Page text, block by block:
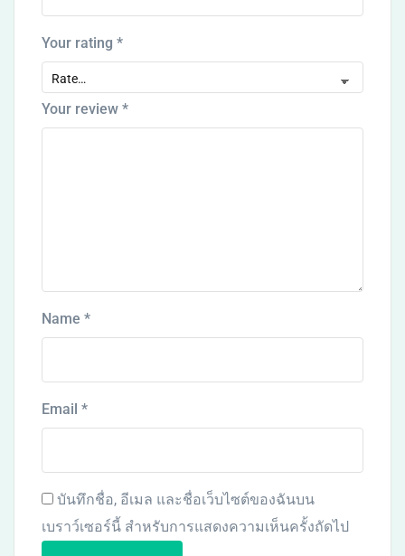
Your rating *
Your review *
Name *
Email *
บันทึกชื่อ, อีเมล และชื่อเว็บไซต์ของฉันบน
เบราว์เซอร์นี้ สำหรับการแสดงความเห็นครั้งถัดไป